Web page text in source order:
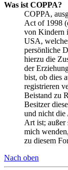
Was ist COPPA?
COPPA,
Act of 1998
von Kindern
USA,
persönliche
hierzu die
der
bist, ob dies
registrieren
Beistand zu
Besitzer
und nicht die
Art ist; außer
mich
zu diesem
Nach oben